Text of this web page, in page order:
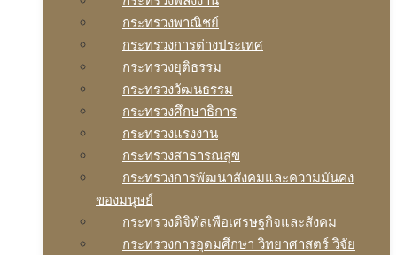
กระทรวงพาณิชย์
กระทรวงการต่างประเทศ
กระทรวงยุติธรรม
กระทรวงวัฒนธรรม
กระทรวงศึกษาธิการ
กระทรวงแรงงาน
กระทรวงสาธารณสุข
กระทรวงการพัฒนาสังคมและความมันคง
ของมนุษย์
กระทรวงดิจิทัลเพือเศรษฐกิจและสังคม
กระทรวงการอุดมศึกษา วิทยาศาสตร์ วิจัย